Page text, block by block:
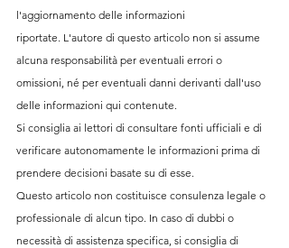
l'aggiornamento delle informazioni
riportate. L'autore di questo articolo non si assume
alcuna responsabilità per eventuali errori o
omissioni, né per eventuali danni derivanti dall'uso
delle informazioni qui contenute.
Si consiglia ai lettori di consultare fonti ufficiali e di
verificare autonomamente le informazioni prima di
prendere decisioni basate su di esse.
Questo articolo non costituisce consulenza legale o
professionale di alcun tipo. In caso di dubbi o
necessità di assistenza specifica, si consiglia di